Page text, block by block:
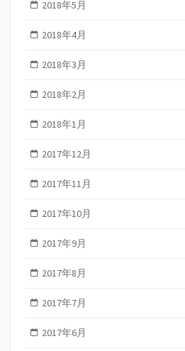
2018年5月
2018年4月
2018年3月
2018年2月
2018年1月
2017年12月
2017年11月
2017年10月
2017年9月
2017年8月
2017年7月
2017年6月